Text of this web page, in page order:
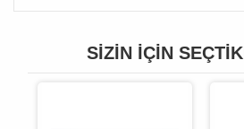
SIZIN İÇIN